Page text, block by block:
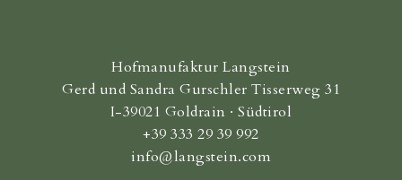
Hofmanufaktur Langstein
Gerd und Sandra Gurschler Tisserweg 31
I-39021 Goldrain · Südtirol
+39 333 29 39 992
info@langstein.com